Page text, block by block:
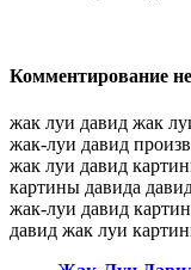
Комментирование
жак луи давид жак
жак-луи давид
жак луи давид
картины давида
жак-луи давид
давид жак луи